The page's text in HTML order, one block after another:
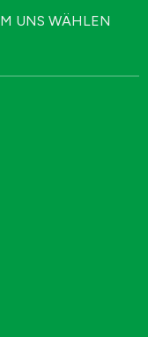
UNS WÄHLEN